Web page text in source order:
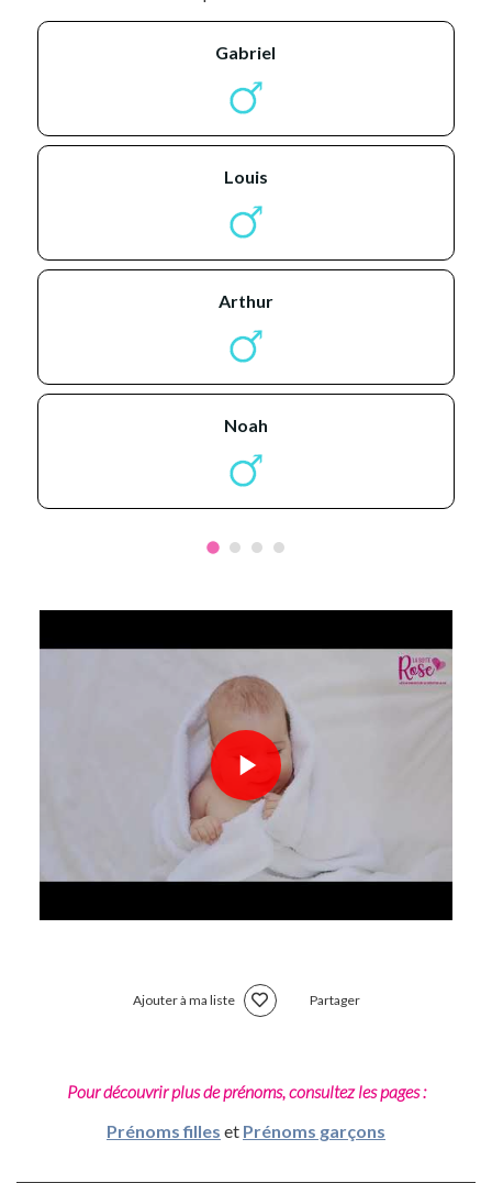
gabriel
louis
arthur
noah
Ajouter à ma liste Partager
Pour découvrir plus de prénoms, consultez les pages :
Prénoms filles et Prénoms garçons